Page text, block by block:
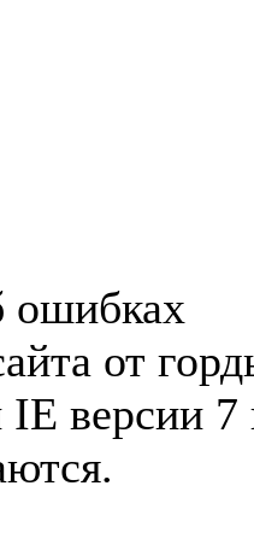
ошибках
от
IE версии